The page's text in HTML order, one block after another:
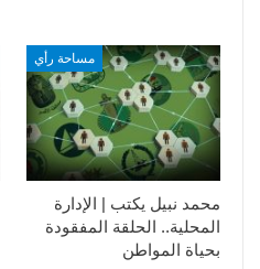
مساحة رأي
محمد نبيل يكتب | الإدارة
المحلية.. الحلقة المفقودة
بحياة المواطن